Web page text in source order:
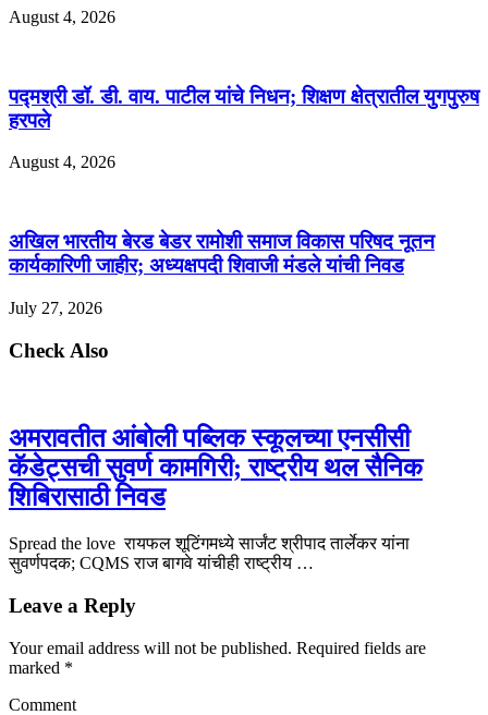
August 4, 2026
पद्मश्री डॉ. डी. वाय. पाटील यांचे निधन; शिक्षण क्षेत्रातील युगपुरुष
हरपले
August 4, 2026
अखिल भारतीय बेरड‌ बेडर रामोशी समाज‌ विकास परिषद नूतन
कार्यकारिणी जाहीर; अध्यक्षपदी शिवाजी मंडले यांची निवड
July 27, 2026
Check Also
अमरावतीत आंबोली पब्लिक स्कूलच्या एनसीसी
कॅडेट्सची सुवर्ण कामगिरी; राष्ट्रीय थल सैनिक
शिबिरासाठी निवड
Spread the love रायफल शूटिंगमध्ये सार्जंट श्रीपाद तार्लेकर यांना
सुवर्णपदक; CQMS राज बागवे यांचीही राष्ट्रीय …
Leave a Reply
Your email address will not be published. Required fields are
marked *
Comment